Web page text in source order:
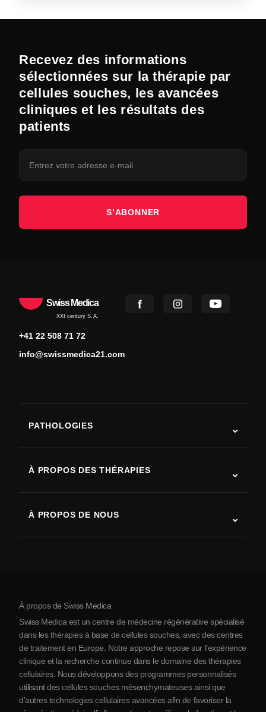
Recevez des informations
sélectionnées sur la thérapie par
cellules souches, les avancées
cliniques et les résultats des
patients
S’ABONNER
Swiss Medica
XXI century S.A.
+41 22 508 71 72
info@swissmedica21.com
PATHOLOGIES
Maladie de Parkinson
Arthrite
À PROPOS DES THÉRAPIES
À PROPOS DE NOUS
À propos de la Serbie
Partenariats
Contact
À propos de Swiss Medica
Swiss Medica est un centre de médecine régénérative spécialisé
dans les thérapies à base de cellules souches, avec des centres
de traitement en Europe. Notre approche repose sur l’expérience
clinique et la recherche continue dans le domaine des thérapies
cellulaires. Nous développons des programmes personnalisés
utilisant des cellules souches mésenchymateuses ainsi que
d’autres technologies cellulaires avancées afin de favoriser la